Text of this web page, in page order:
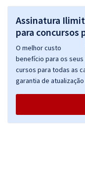
Assinatura
para concursos
O melhor custo
benefício para os
cursos para todas as
garantia de